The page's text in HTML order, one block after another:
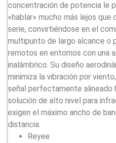
concentración de potencia le
«hablar» mucho más lejos
serie, convirtiéndose en el
multipunto de largo alcance o
remotos en entornos con una
inalámbrico. Su diseño
minimiza la vibración por
señal perfectamente alineado
solución de alto nivel para
exigen el máximo ancho de
distancia.
Reyee